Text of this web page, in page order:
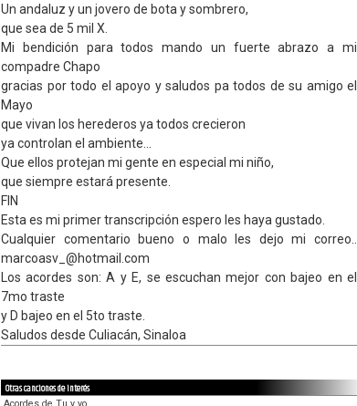
Un andaluz y un jovero de bota y sombrero,
que sea de 5 mil X.
Mi bendición para todos mando un fuerte abrazo a mi
compadre Chapo
gracias por todo el apoyo y saludos pa todos de su amigo el
Mayo
que vivan los herederos ya todos crecieron
ya controlan el ambiente...
Que ellos protejan mi gente en especial mi niño,
que siempre estará presente.
FIN
Esta es mi primer transcripción espero les haya gustado.
Cualquier comentario bueno o malo les dejo mi correo..
marcoasv_@hotmail.com
Los acordes son: A y E, se escuchan mejor con bajeo en el
7mo traste
y D bajeo en el 5to traste.
Saludos desde Culiacán, Sinaloa
Otras canciones de interés